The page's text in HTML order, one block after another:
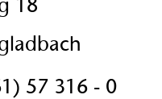
18
57 316 - 0